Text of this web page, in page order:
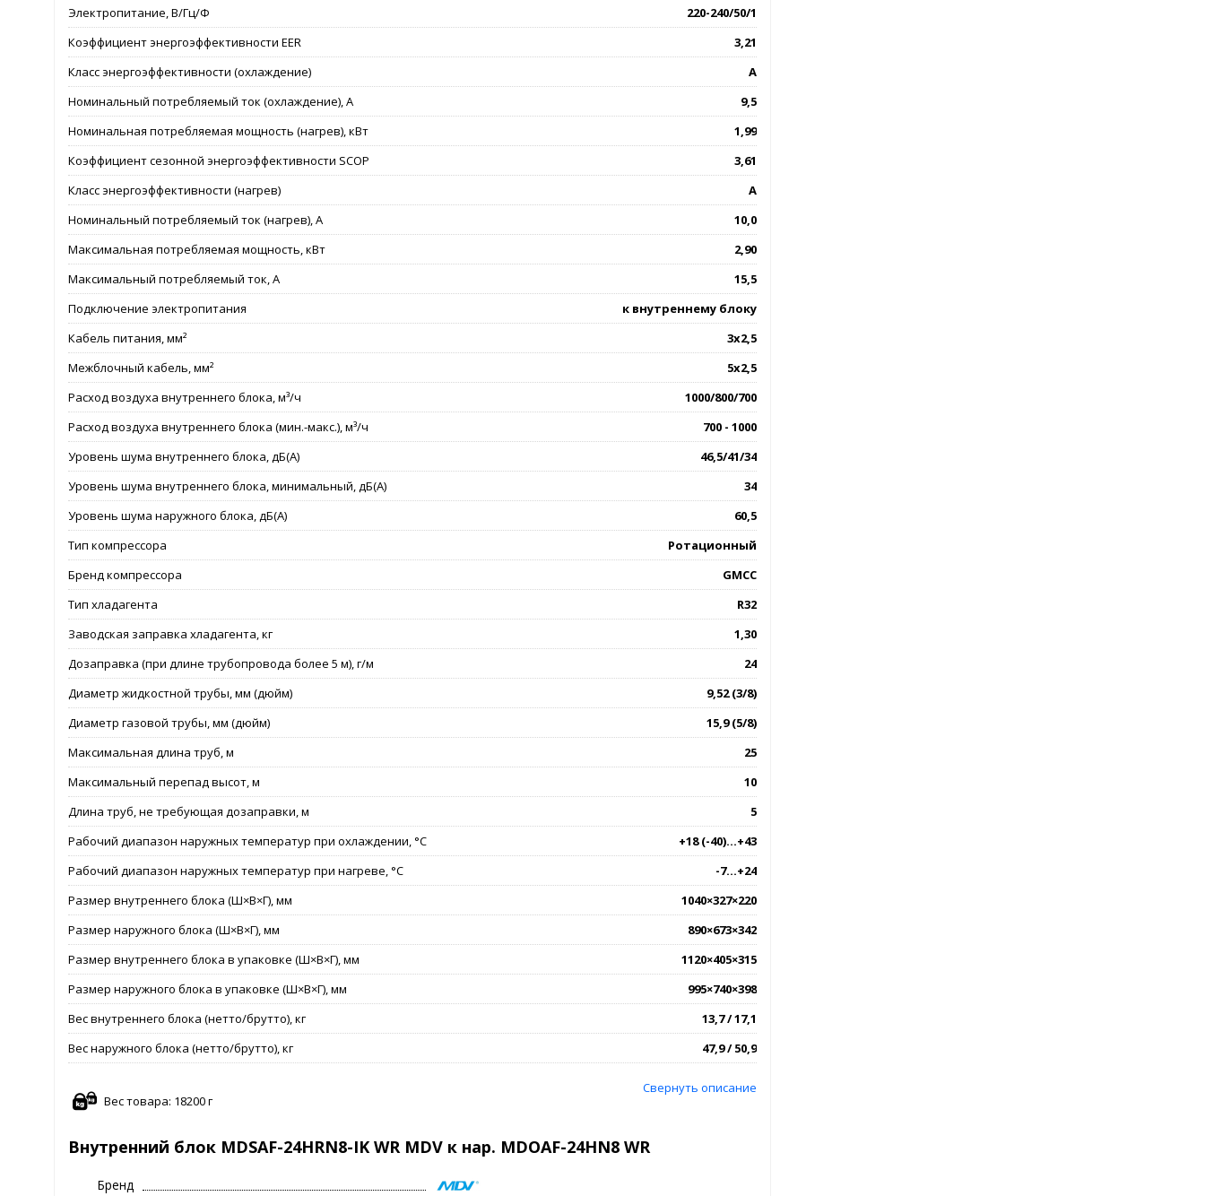
Электропитание, В/Гц/Ф
220-240/50/1
Коэффициент энергоэффективности EER
3,21
Класс энергоэффективности (охлаждение)
A
Номинальный потребляемый ток (охлаждение), А
9,5
Номинальная потребляемая мощность (нагрев), кВт
1,99
Коэффициент сезонной энергоэффективности SCOP
3,61
Класс энергоэффективности (нагрев)
A
Номинальный потребляемый ток (нагрев), А
10,0
Максимальная потребляемая мощность, кВт
2,90
Максимальный потребляемый ток, А
15,5
Подключение электропитания
к внутреннему блоку
Кабель питания, мм²
3х2,5
Межблочный кабель, мм²
5х2,5
Расход воздуха внутреннего блока, м³/ч
1000/800/700
Расход воздуха внутреннего блока (мин.-макс.), м³/ч
700 - 1000
Уровень шума внутреннего блока, дБ(А)
46,5/41/34
Уровень шума внутреннего блока, минимальный, дБ(А)
34
Уровень шума наружного блока, дБ(А)
60,5
Тип компрессора
Ротационный
Бренд компрессора
GMCC
Тип хладагента
R32
Заводская заправка хладагента, кг
1,30
Дозаправка (при длине трубопровода более 5 м), г/м
24
Диаметр жидкостной трубы, мм (дюйм)
9,52 (3/8)
Диаметр газовой трубы, мм (дюйм)
15,9 (5/8)
Максимальная длина труб, м
25
Максимальный перепад высот, м
10
Длина труб, не требующая дозаправки, м
5
Рабочий диапазон наружных температур при охлаждении, °C
+18 (-40)...+43
Рабочий диапазон наружных температур при нагреве, °C
-7...+24
Размер внутреннего блока (Ш×В×Г), мм
1040×327×220
Размер наружного блока (Ш×В×Г), мм
890×673×342
Размер внутреннего блока в упаковке (Ш×В×Г), мм
1120×405×315
Размер наружного блока в упаковке (Ш×В×Г), мм
995×740×398
Вес внутреннего блока (нетто/брутто), кг
13,7 / 17,1
Вес наружного блока (нетто/брутто), кг
47,9 / 50,9
Свернуть описание
Вес товара: 18200 г
Внутренний блок MDSAF-24HRN8-IK WR MDV к нар. MDOAF-24HN8 WR
Бренд